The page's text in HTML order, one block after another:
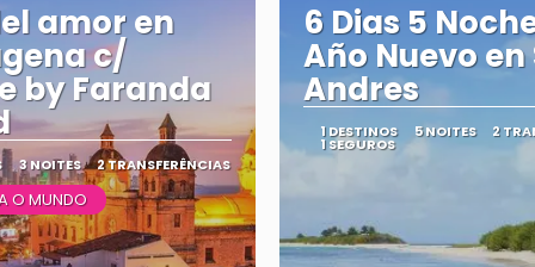
amor en
c/
by Faranda
3 NOITES 2 TRANSFERÊNCIAS
O MUNDO
6 Dias 5
Año Nuevo en
Andres
1 DESTINOS 5 NOITES 2
1 SEGUROS